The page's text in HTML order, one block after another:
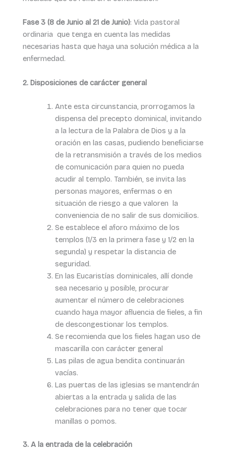
Fase 3 (8 de Junio al 21 de Junio): Vida pastoral
ordinaria que tenga en cuenta las medidas
necesarias hasta que haya una solución médica a la
enfermedad.
2. Disposiciones de carácter general
Ante esta circunstancia, prorrogamos la
dispensa del precepto dominical, invitando
a la lectura de la Palabra de Dios y a la
oración en las casas, pudiendo beneficiarse
de la retransmisión a través de los medios
de comunicación para quien no pueda
acudir al templo. También, se invita las
personas mayores, enfermas o en
situación de riesgo a que valoren la
conveniencia de no salir de sus domicilios.
Se establece el aforo máximo de los
templos (1/3 en la primera fase y 1/2 en la
segunda) y respetar la distancia de
seguridad.
En las Eucaristías dominicales, allí donde
sea necesario y posible, procurar
aumentar el número de celebraciones
cuando haya mayor afluencia de fieles, a fin
de descongestionar los templos.
Se recomienda que los fieles hagan uso de
mascarilla con carácter general
Las pilas de agua bendita continuarán
vacías.
Las puertas de las iglesias se mantendrán
abiertas a la entrada y salida de las
celebraciones para no tener que tocar
manillas o pomos.
3. A la entrada de la celebración